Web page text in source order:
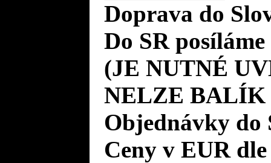
Doprava do
Do SR
(JE NUTNÉ
NELZE BALÍK
Objednávky do
Ceny v EUR